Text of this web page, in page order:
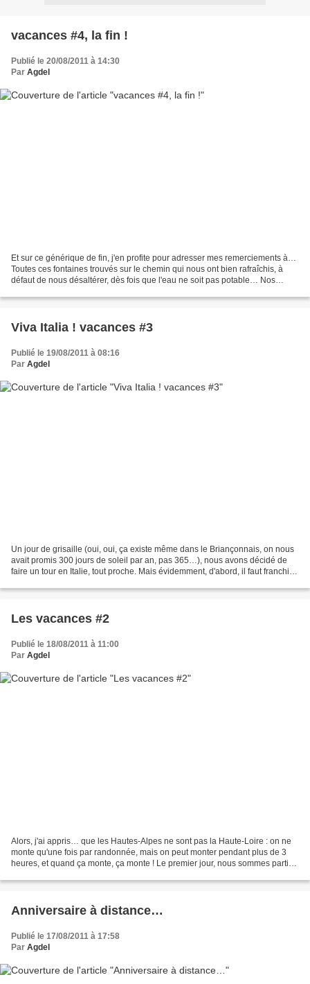
vacances #4, la fin !
Publié le 20/08/2011 à 14:30
Par Agdel
Et sur ce générique de fin, j'en profite pour adresser mes remerciements à…
Toutes ces fontaines trouvés sur le chemin qui nous ont bien rafraîchis, à
défaut de nous désaltérer, dès fois que l'eau ne soit pas potable… Nos
Viva Italia ! vacances #3
Publié le 19/08/2011 à 08:16
Par Agdel
Un jour de grisaille (oui, oui, ça existe même dans le Briançonnais, on nous
avait promis 300 jours de soleil par an, pas 365…), nous avons décidé de
faire un tour en Italie, tout proche. Mais évidemment, d'abord, il faut franchir
Les vacances #2
Publié le 18/08/2011 à 11:00
Par Agdel
Alors, j'ai appris… que les Hautes-Alpes ne sont pas la Haute-Loire : on ne
monte qu'une fois par randonnée, mais on peut monter pendant plus de 3
heures, et quand ça monte, ça monte ! Le premier jour, nous sommes partis
Anniversaire à distance…
Publié le 17/08/2011 à 17:58
Par Agdel